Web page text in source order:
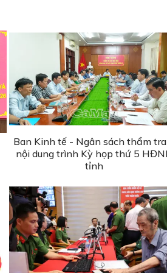
Ban Kinh tế - Ngân sách thẩm
nội dung trình Kỳ họp thứ 5
tỉnh